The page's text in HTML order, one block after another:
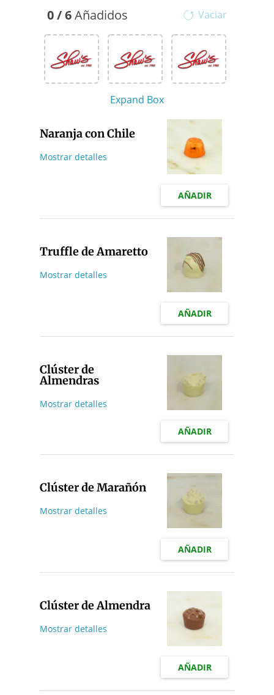
0/6Añadidos Vaciar
Expand Box
Naranja con Chile
Mostrar detalles
AÑADIR
Truffle de Amaretto
Mostrar detalles
AÑADIR
Clúster de
Almendras
Mostrar detalles
AÑADIR
Clúster de Marañón
Mostrar detalles
AÑADIR
Clúster de Almendra
Mostrar detalles
AÑADIR